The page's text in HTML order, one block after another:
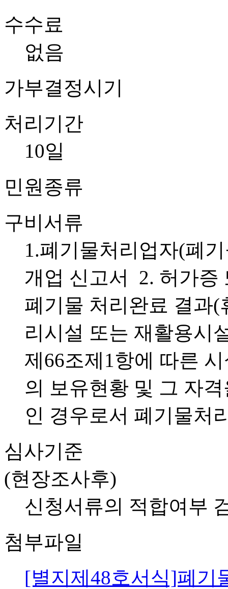
수수료
없음
가부결정시기
처리기간
10일
민원종류
구비서류
1.폐기물처리업자(폐
개업 신고서 2. 허가증
폐기물 처리완료 결과
리시설 또는 재활용시
제66조제1항에 따른
의 보유현황 및 그 자
인 경우로서 폐기물처
심사기준
(현장조사후)
신청서류의 적합여부
첨부파일
[별지제48호서식]폐기